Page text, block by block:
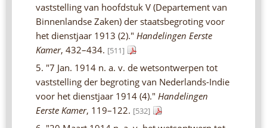
vaststelling van hoofdstuk V (Departement van
Binnenlandse Zaken) der staatsbegroting voor
het dienstjaar 1913 (2)." Handelingen Eerste
Kamer, 432–434. [511]
5. "7 Jan. 1914 n. a. v. de wetsontwerpen tot
vaststelling der begroting van Nederlands-Indie
voor het dienstjaar 1914 (4)." Handelingen
Eerste Kamer, 119–122. [532]